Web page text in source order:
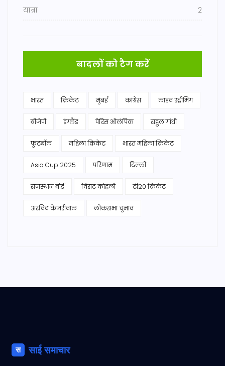
यात्रा 2
बादलों को टैग करें
भारत क्रिकेट मुंबई कांग्रेस लाइव स्ट्रीमिंग
बीजेपी इंग्लैंड पेरिस ओलंपिक राहुल गांधी
फुटबॉल महिला क्रिकेट भारत महिला क्रिकेट
Asia Cup 2025 परिणाम दिल्ली
राजस्थान बोर्ड विराट कोहली टी20 क्रिकेट
अरविंद केजरीवाल लोकसभा चुनाव